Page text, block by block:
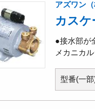
アズワン（
カスケ
●接水部が
メカニカ
型番(一